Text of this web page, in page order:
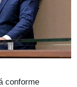
conforme